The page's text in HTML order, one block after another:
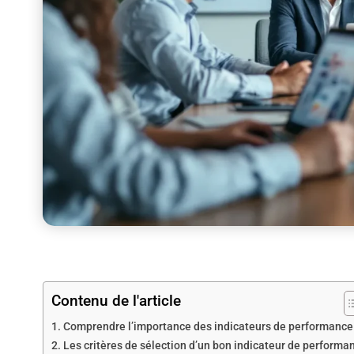
Contenu de l'article
Comprendre l’importance des indicateurs de performance
Les critères de sélection d’un bon indicateur de